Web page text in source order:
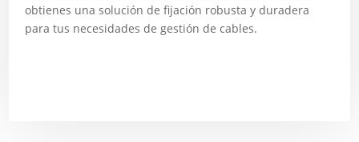
obtienes una solución de fijación robusta y duradera
para tus necesidades de gestión de cables.